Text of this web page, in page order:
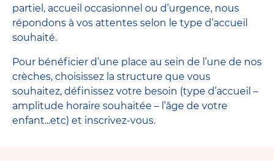
partiel, accueil occasionnel ou d’urgence, nous
répondons à vos attentes selon le type d’accueil
souhaité.
Pour bénéficier d’une place au sein de l’une de nos
crèches, choisissez la structure que vous
souhaitez, définissez votre besoin (type d’accueil –
amplitude horaire souhaitée – l’âge de votre
enfant...etc) et inscrivez-vous.